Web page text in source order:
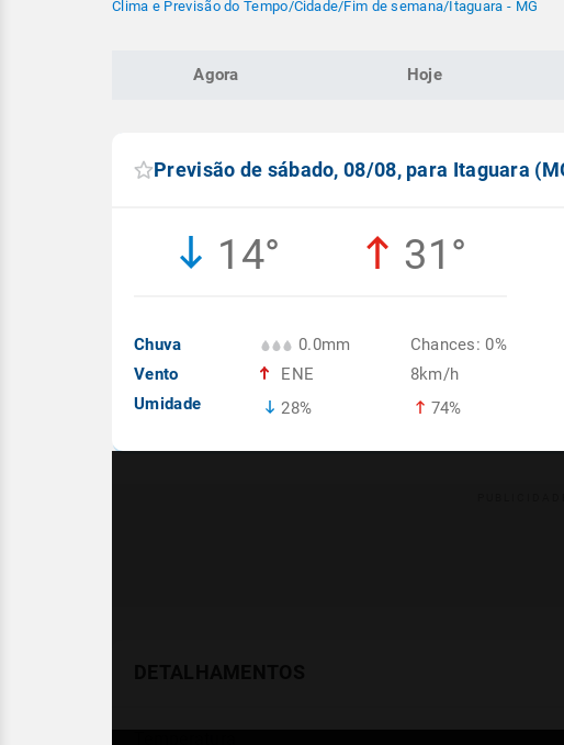
Clima e Previsão do Tempo/Cidade/Fim de semana/Itaguara - MG
Agora Hoje
Previsão de sábado, 08/08, para Itaguara
14° 31°
Chuva
Vento
Umidade
0.0mm
ENE
28%
Chances: 0%
8km/h
74%